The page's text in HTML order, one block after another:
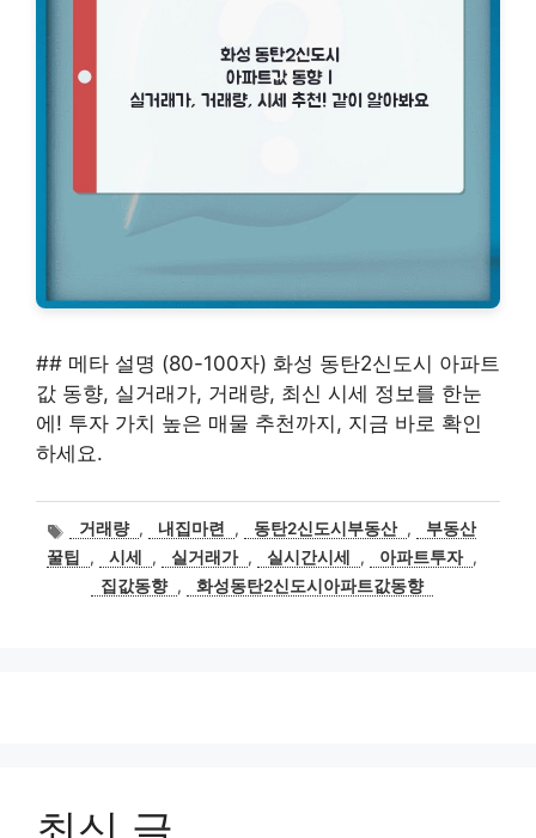
## 메타 설명 (80-100자) 화성 동탄2신도시 아파트
값 동향, 실거래가, 거래량, 최신 시세 정보를 한눈
에! 투자 가치 높은 매물 추천까지, 지금 바로 확인
하세요.
태
그
거래량 , 내집마련 , 동탄2신도시부동산 ,
부동산
꿀팁
, 시세 , 실거래가 , 실시간시세 , 아파트투자 ,
집값동향 , 화성동탄2신도시아파트값동향